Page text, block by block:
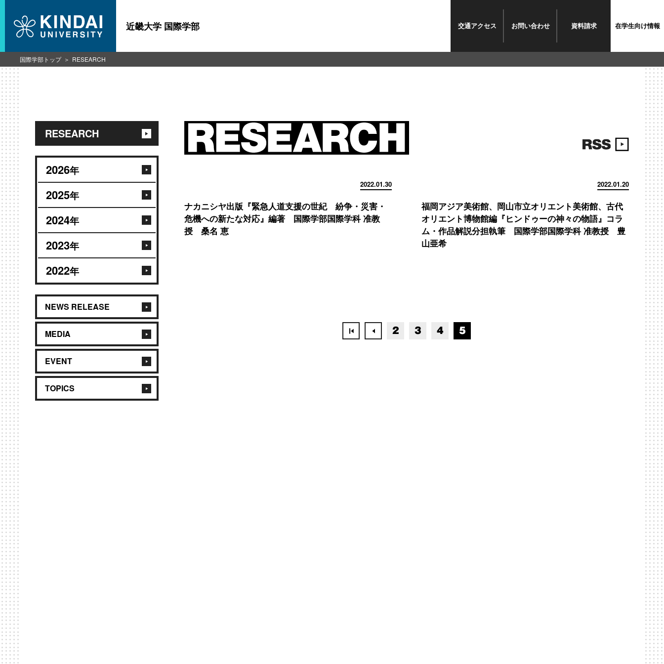
近畿大学 国際学部 交通アクセス お問い合わせ 資料請求 在学生向け情報
RESEARCH
2026年
2025年
2024年
2023年
2022年
NEWS RELEASE
MEDIA
EVENT
TOPICS
2022.01.30
ナカニシヤ出版『緊急人道支援の世紀 紛争・災害・
危機への新たな対応』編著 国際学部国際学科 准教
授 桑名 恵
2022.01.20
福岡アジア美術館、岡山市立オリエント美術館、古代
オリエント博物館編『ヒンドゥーの神々の物語』コラ
ム・作品解説分担執筆 国際学部国際学科 准教授 豊
山亜希
2 3 4 5
国際学部トップ RESEARCH